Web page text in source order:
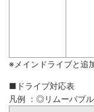
※メインドライブと追
■ドライブ対応表
凡例 ：◎リムーバブ